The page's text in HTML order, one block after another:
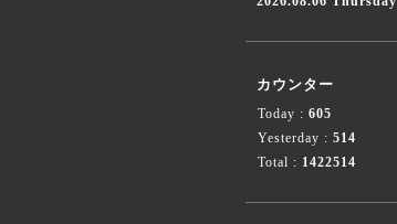
カウンター
Today : 605
Yesterday : 514
Total : 1422514